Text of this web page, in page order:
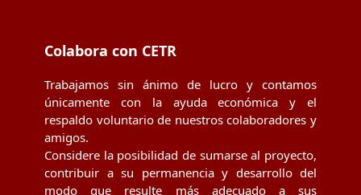
Colabora con CETR
Trabajamos sin ánimo de lucro y contamos
únicamente con la ayuda económica y el
respaldo voluntario de nuestros colaboradores y
amigos.
Considere la posibilidad de sumarse al proyecto,
contribuir a su permanencia y desarrollo del
modo que resulte más adecuado a sus